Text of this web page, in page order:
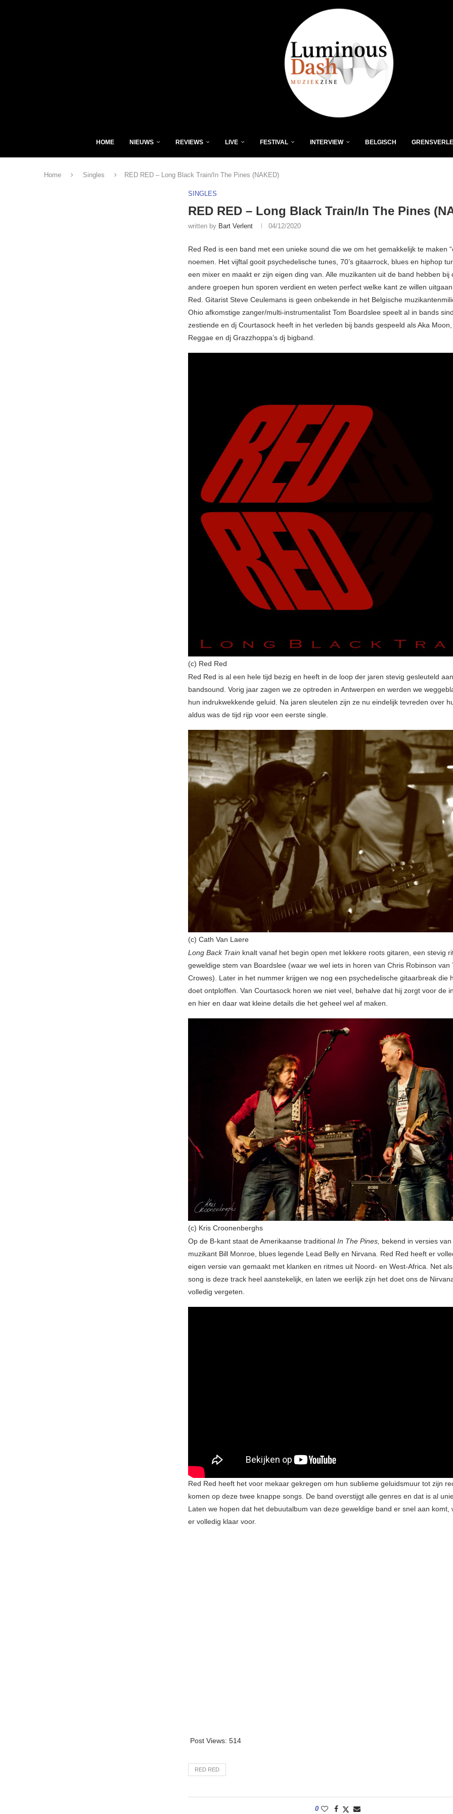
HOME NIEUWS REVIEWS LIVE FESTIVAL INTERVIEW BELGISCH
Home Singles RED RED – Long Black Train/In The Pines (NAKED)
SINGLES
RED RED – Long Black Train/In The Pines
written by Bart Verlent 04/12/2020
Red Red is een band met een unieke sound die we om het gemakkelijk te maken
noemen. Het vijftal gooit psychedelische tunes, 70’s gitaarrock, blues en hiphop
een mixer en maakt er zijn eigen ding van. Alle muzikanten uit de band hebben bij
andere groepen hun sporen verdient en weten perfect welke kant ze willen
Red. Gitarist Steve Ceulemans is geen onbekende in het Belgische
Ohio afkomstige zanger/multi-instrumentalist Tom Boardslee speelt al in bands
zestiende en dj Courtasock heeft in het verleden bij bands gespeeld als Aka
Reggae en dj Grazzhoppa’s dj bigband.
(c) Red Red
Red Red is al een hele tijd bezig en heeft in de loop der jaren stevig gesleuteld
bandsound. Vorig jaar zagen we ze optreden in Antwerpen en werden we
hun indrukwekkende geluid. Na jaren sleutelen zijn ze nu eindelijk tevreden over
aldus was de tijd rijp voor een eerste single.
(c) Cath Van Laere
Long Back Train knalt vanaf het begin open met lekkere roots gitaren, een stevig
geweldige stem van Boardslee (waar we wel iets in horen van Chris Robinson van
Crowes). Later in het nummer krijgen we nog een psychedelische gitaarbreak die
doet ontploffen. Van Courtasock horen we niet veel, behalve dat hij zorgt voor de
en hier en daar wat kleine details die het geheel wel af maken.
(c) Kris Croonenberghs
Op de B-kant staat de Amerikaanse traditional In The Pines, bekend in versies
muzikant Bill Monroe, blues legende Lead Belly en Nirvana. Red Red heeft er
eigen versie van gemaakt met klanken en ritmes uit Noord- en West-Africa. Net
song is deze track heel aanstekelijk, en laten we eerlijk zijn het doet ons de
volledig vergeten.
Red Red heeft het voor mekaar gekregen om hun sublieme geluidsmuur tot zijn
komen op deze twee knappe songs. De band overstijgt alle genres en dat is al
Laten we hopen dat het debuutalbum van deze geweldige band er snel aan komt,
er volledig klaar voor.
Post Views: 514
RED RED
0